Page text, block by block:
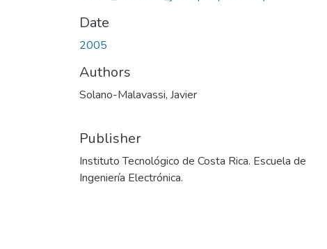
Date
2005
Authors
Solano-Malavassi, Javier
Publisher
Instituto Tecnológico de Costa Rica. Escuela de
Ingeniería Electrónica.